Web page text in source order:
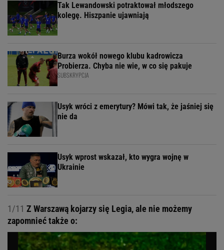
Tak Lewandowski potraktował młodszego
kolegę. Hiszpanie ujawniają
Burza wokół nowego klubu kadrowicza
Probierza. Chyba nie wie, w co się pakuje
SUBSKRYPCJA
Usyk wróci z emerytury? Mówi tak, że jaśniej się
nie da
Usyk wprost wskazał, kto wygra wojnę w
Ukrainie
1/11 Z Warszawą kojarzy się Legia, ale nie możemy
zapomnieć także o: